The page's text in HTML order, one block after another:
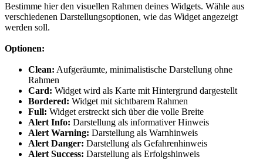
Bestimme hier den visuellen Rahmen deines Widgets. Wähle aus
verschiedenen Darstellungsoptionen, wie das Widget angezeigt
werden soll.
Optionen:
Clean: Aufgeräumte, minimalistische Darstellung ohne
Rahmen
Card: Widget wird als Karte mit Hintergrund dargestellt
Bordered: Widget mit sichtbarem Rahmen
Full: Widget erstreckt sich über die volle Breite
Alert Info: Darstellung als informativer Hinweis
Alert Warning: Darstellung als Warnhinweis
Alert Danger: Darstellung als Gefahrenhinweis
Alert Success: Darstellung als Erfolgshinweis